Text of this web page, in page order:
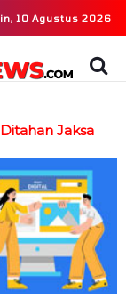
10 Agustus 2026
Jaksa